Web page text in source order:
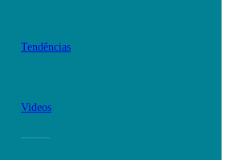
Tendências
Videos